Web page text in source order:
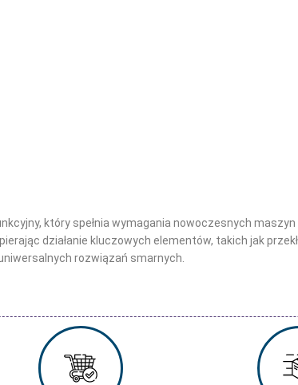
który spełnia wymagania nowoczesnych
działanie kluczowych elementów, takich jak
rozwiązań smarnych.